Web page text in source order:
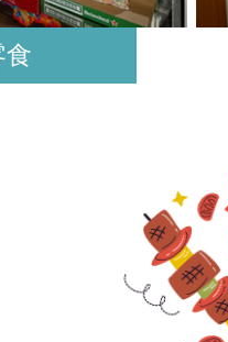
食